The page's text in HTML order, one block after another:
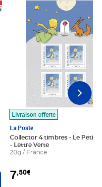
au panier
Livraison offerte
La Poste
Collector 4 timbres - Le Petit
- Lettre Verte
20g / France
7,50€
Prix 7,50€